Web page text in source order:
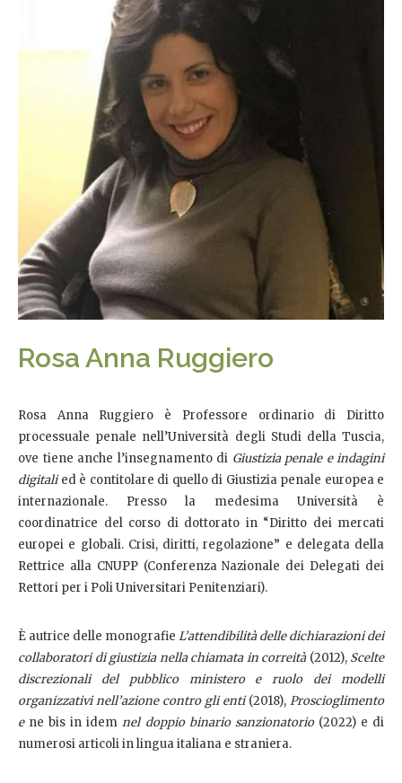
Rosa Anna Ruggiero
Rosa Anna Ruggiero è Professore ordinario di Diritto
processuale penale nell’Università degli Studi della Tuscia,
ove tiene anche l’insegnamento di Giustizia penale e indagini
digitalied è contitolare di quello di Giustizia penale europea e
internazionale. Presso la medesima Università è
coordinatrice del corso di dottorato in “Diritto dei mercati
europei e globali. Crisi, diritti, regolazione” e delegata della
Rettrice alla CNUPP (Conferenza Nazionale dei Delegati dei
Rettori per i Poli Universitari Penitenziari).
È autrice delle monografie L’attendibilità delle dichiarazioni dei
collaboratori di giustizia nella chiamata in correità (2012), Scelte
discrezionali del pubblico ministero e ruolo dei modelli
organizzativi nell’azione contro gli enti(2018), Proscioglimento
e ne bis in idemnel doppio binario sanzionatorio (2022) e di
numerosi articoli in lingua italiana e straniera.